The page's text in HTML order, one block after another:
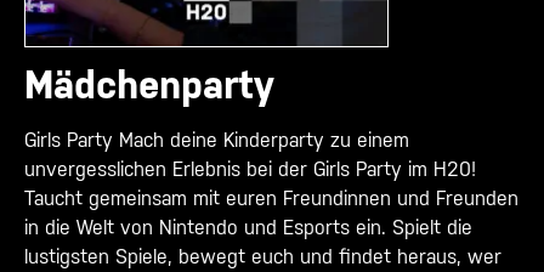
Mädchenparty
Girls Party Mach deine Kinderparty zu einem
unvergesslichen Erlebnis bei der Girls Party im H20!
Taucht gemeinsam mit euren Freundinnen und Freunden
in die Welt von Nintendo und Esports ein. Spielt die
lustigsten Spiele, bewegt euch und findet heraus, wer